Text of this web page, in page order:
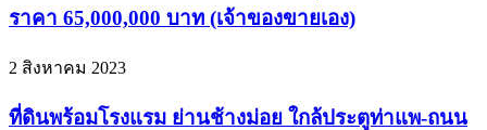
ราคา 65,000,000 บาท (เจ้าของขายเอง)
2 สิงหาคม 2023
ที่ดินพร้อมโรงแรม ย่านช้างม่อย ใกล้ประตูท่าแพ-ถนน